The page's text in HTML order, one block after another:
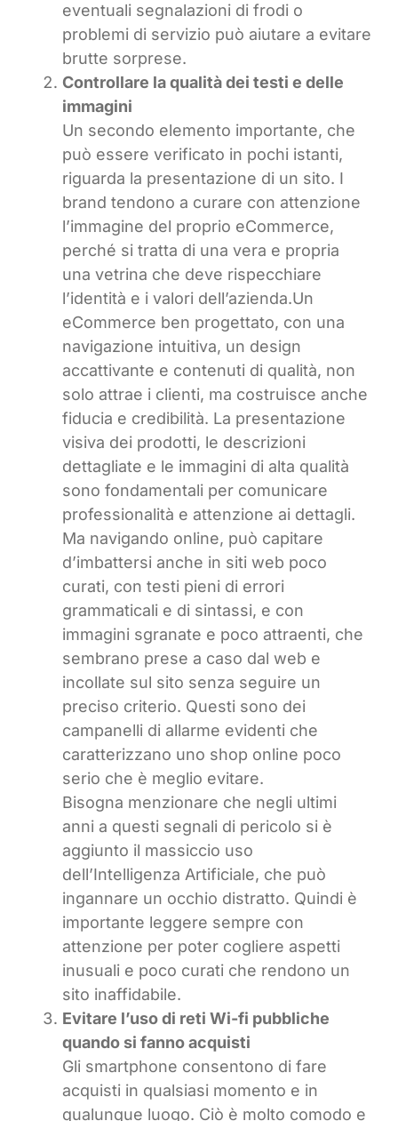
eventuali segnalazioni di frodi o
problemi di servizio può aiutare a evitare
brutte sorprese.
Controllare la qualità dei testi e delle
immagini
Un secondo elemento importante, che
può essere verificato in pochi istanti,
riguarda la presentazione di un sito. I
brand tendono a curare con attenzione
l’immagine del proprio eCommerce,
perché si tratta di una vera e propria
una vetrina che deve rispecchiare
l’identità e i valori dell’azienda.Un
eCommerce ben progettato, con una
navigazione intuitiva, un design
accattivante e contenuti di qualità, non
solo attrae i clienti, ma costruisce anche
fiducia e credibilità. La presentazione
visiva dei prodotti, le descrizioni
dettagliate e le immagini di alta qualità
sono fondamentali per comunicare
professionalità e attenzione ai dettagli.
Ma navigando online, può capitare
d’imbattersi anche in siti web poco
curati, con testi pieni di errori
grammaticali e di sintassi, e con
immagini sgranate e poco attraenti, che
sembrano prese a caso dal web e
incollate sul sito senza seguire un
preciso criterio. Questi sono dei
campanelli di allarme evidenti che
caratterizzano uno shop online poco
serio che è meglio evitare.
Bisogna menzionare che negli ultimi
anni a questi segnali di pericolo si è
aggiunto il massiccio uso
dell’Intelligenza Artificiale, che può
ingannare un occhio distratto. Quindi è
importante leggere sempre con
attenzione per poter cogliere aspetti
inusuali e poco curati che rendono un
sito inaffidabile.
Evitare l’uso di reti Wi-fi pubbliche
quando si fanno acquisti
Gli smartphone consentono di fare
acquisti in qualsiasi momento e in
qualunque luogo. Ciò è molto comodo e